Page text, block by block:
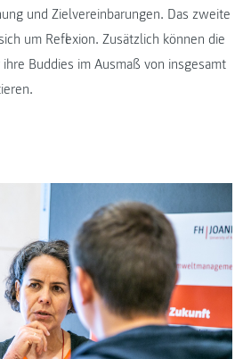
und Zielvereinbarungen. Das zweite
um Reflexion. Zusätzlich können die
Buddies im Ausmaß von insgesamt